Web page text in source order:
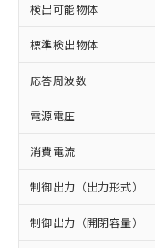
検出可能物体
標準検出物体
応答周波数
電源電圧
消費電流
制御出力（出力形式）
制御出力（開閉容量）